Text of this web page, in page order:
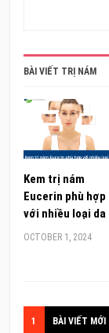
BÀI VIẾT TRỊ NÁM
Kem trị nám
Eucerin phù hợp
với nhiều loại da
OCTOBER 1, 2024
1 BÀI VIẾT MỚI